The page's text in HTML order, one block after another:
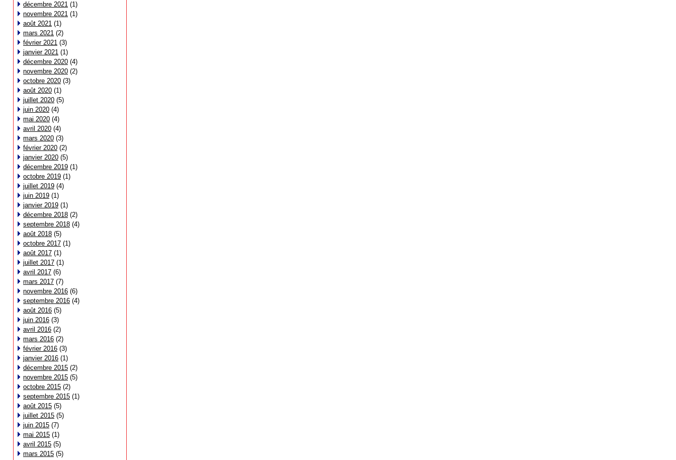
décembre 2021 (1)
novembre 2021 (1)
août 2021 (1)
mars 2021 (2)
février 2021 (3)
janvier 2021 (1)
décembre 2020 (4)
novembre 2020 (2)
octobre 2020 (3)
août 2020 (1)
juillet 2020 (5)
juin 2020 (4)
mai 2020 (4)
avril 2020 (4)
mars 2020 (3)
février 2020 (2)
janvier 2020 (5)
décembre 2019 (1)
octobre 2019 (1)
juillet 2019 (4)
juin 2019 (1)
janvier 2019 (1)
décembre 2018 (2)
septembre 2018 (4)
août 2018 (5)
octobre 2017 (1)
août 2017 (1)
juillet 2017 (1)
avril 2017 (6)
mars 2017 (7)
novembre 2016 (6)
septembre 2016 (4)
août 2016 (5)
juin 2016 (3)
avril 2016 (2)
mars 2016 (2)
février 2016 (3)
janvier 2016 (1)
décembre 2015 (2)
novembre 2015 (5)
octobre 2015 (2)
septembre 2015 (1)
août 2015 (5)
juillet 2015 (5)
juin 2015 (7)
mai 2015 (1)
avril 2015 (5)
mars 2015 (5)